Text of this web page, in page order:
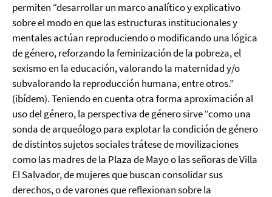
permiten “desarrollar un marco analítico y explicativo
sobre el modo en que las estructuras institucionales y
mentales actúan reproduciendo o modificando una lógica
de género, reforzando la feminización de la pobreza, el
sexismo en la educación, valorando la maternidad y/o
subvalorando la reproducción humana, entre otros.”
(ibídem). Teniendo en cuenta otra forma aproximación al
uso del género, la perspectiva de género sirve “como una
sonda de arqueólogo para explotar la condición de género
de distintos sujetos sociales trátese de movilizaciones
como las madres de la Plaza de Mayo o las señoras de Villa
El Salvador, de mujeres que buscan consolidar sus
derechos, o de varones que reflexionan sobre la